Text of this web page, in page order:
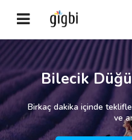
Anasayfa
Giriş Yap
Kayıt Ol
Bilecik
Birkaç dakika içinde
ve